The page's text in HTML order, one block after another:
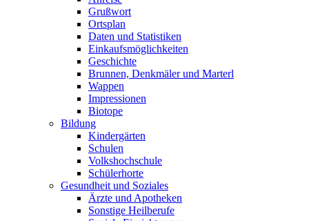
Grußwort
Ortsplan
Daten und Statistiken
Einkaufsmöglichkeiten
Geschichte
Brunnen, Denkmäler und Marterl
Wappen
Impressionen
Biotope
Bildung
Kindergärten
Schulen
Volkshochschule
Schülerhorte
Gesundheit und Soziales
Ärzte und Apotheken
Sonstige Heilberufe